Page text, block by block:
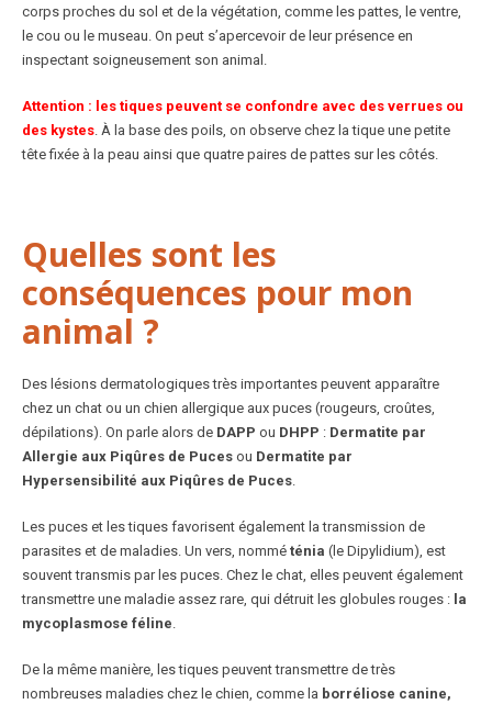
corps proches du sol et de la végétation, comme les pattes, le ventre,
le cou ou le museau. On peut s’apercevoir de leur présence en
inspectant soigneusement son animal.
Attention : les tiques peuvent se confondre avec des verrues ou
des kystes. À la base des poils, on observe chez la tique une petite
tête fixée à la peau ainsi que quatre paires de pattes sur les côtés.
Quelles sont les
conséquences pour mon
animal ?
Des lésions dermatologiques très importantes peuvent apparaître
chez un chat ou un chien allergique aux puces (rougeurs, croûtes,
dépilations). On parle alors de DAPP ou DHPP : Dermatite par
Allergie aux Piqûres de Puces ou Dermatite par
Hypersensibilité aux Piqûres de Puces.
Les puces et les tiques favorisent également la transmission de
parasites et de maladies. Un vers, nommé ténia (le Dipylidium), est
souvent transmis par les puces. Chez le chat, elles peuvent également
transmettre une maladie assez rare, qui détruit les globules rouges : la
mycoplasmose féline.
De la même manière, les tiques peuvent transmettre de très
nombreuses maladies chez le chien, comme la borréliose canine,